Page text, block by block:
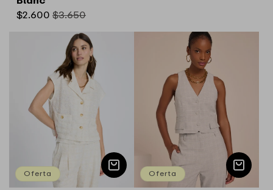
Precio
$2.600 Precio
$3.650
Oferta Oferta